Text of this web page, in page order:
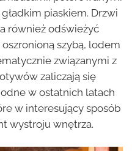
piaskiem. Drzwi
również odświeżyć
szybą, lodem
związanymi z
zaliczają się
w ostatnich latach
w interesujący sposób
wystroju wnętrza.